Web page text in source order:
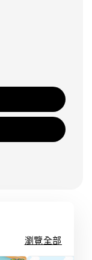
瀏覽全部